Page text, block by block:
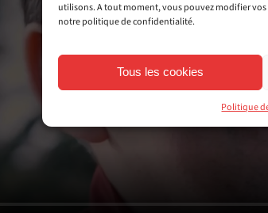
utilisons. A tout moment, vous pouvez modifier
notre politique de confidentialité.
Tous les cookies
Politique